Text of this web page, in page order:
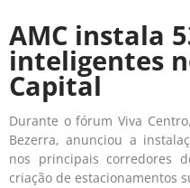
AMC instala
inteligentes
Capital
Durante o fórum Viva
Bezerra, anunciou a
nos principais corredores
criação de estacionamentos